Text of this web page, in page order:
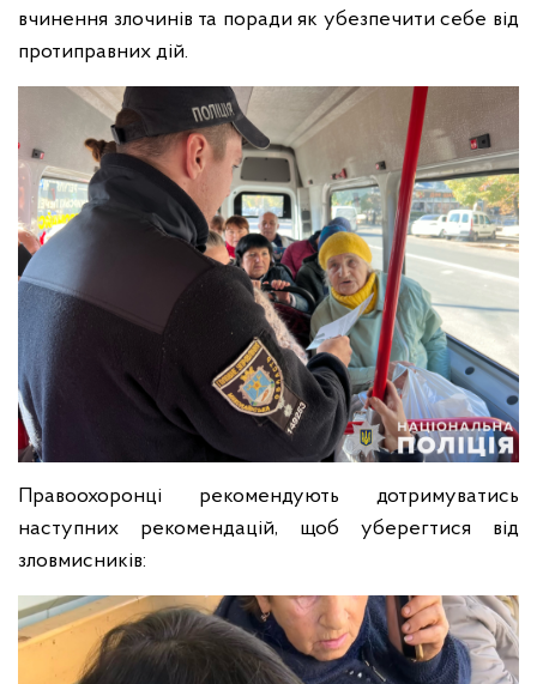
вчинення злочинів та поради як убезпечити себе від
протиправних дій.
Правоохоронці рекомендують дотримуватись
наступних рекомендацій, щоб уберегтися від
зловмисників: